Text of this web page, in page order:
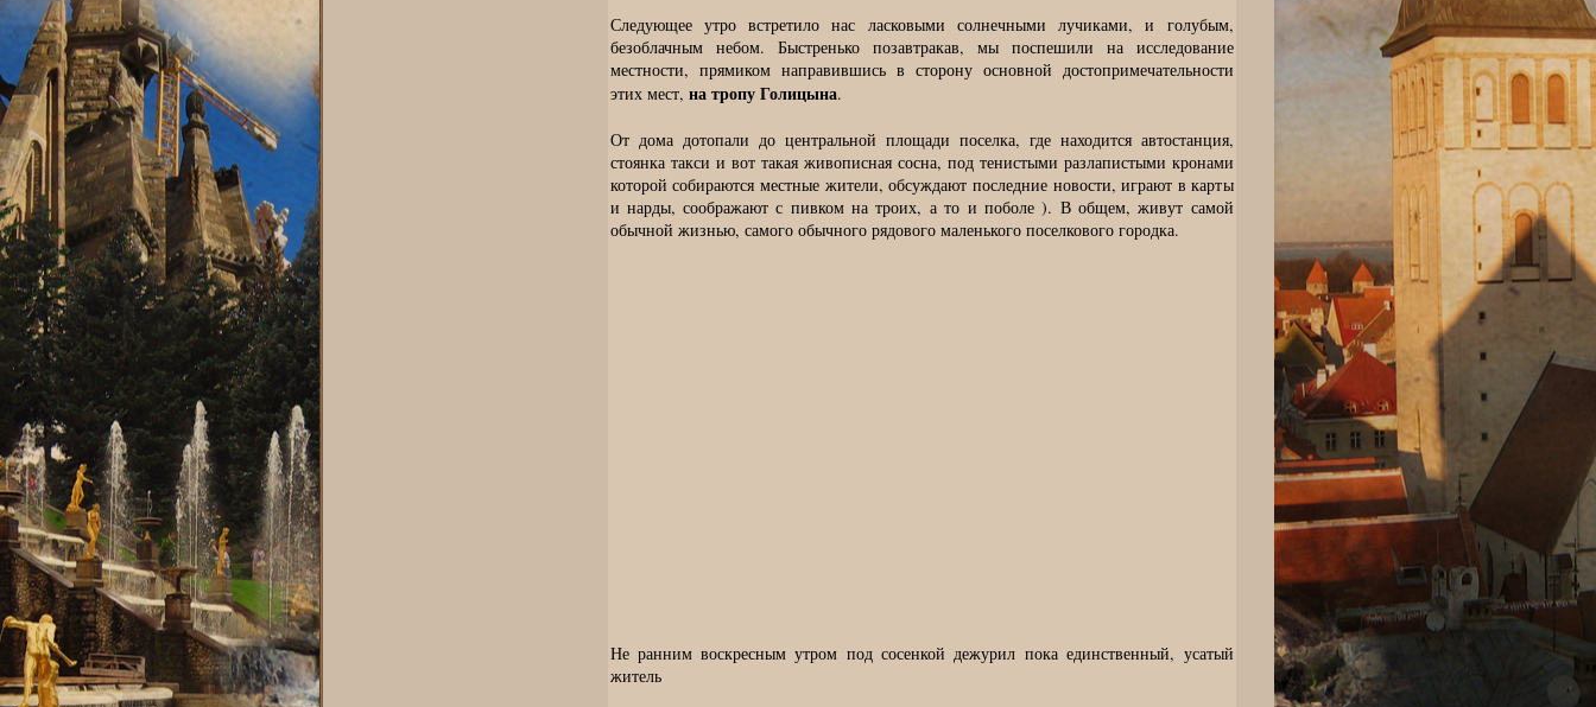
Следующее утро встретило нас ласковыми солнечными лучиками, и голубым,
безоблачным небом. Быстренько позавтракав, мы поспешили на исследование
местности, прямиком направившись в сторону основной достопримечательности
этих мест, на тропу Голицына.
От дома дотопали до центральной площади поселка, где находится автостанция,
стоянка такси и вот такая живописная сосна, под тенистыми разлапистыми кронами
которой собираются местные жители, обсуждают последние новости, играют в карты
и нарды, соображают с пивком на троих, а то и поболе ). В общем, живут самой
обычной жизнью, самого обычного рядового маленького поселкового городка.
Не ранним воскресным утром под сосенкой дежурил пока единственный, усатый
житель